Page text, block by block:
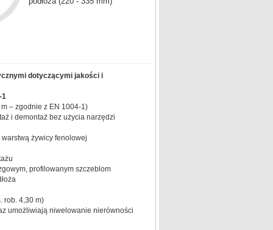
dotyczącymi jakości i
1
– zgodnie z EN 1004-1)
i demontaż bez użycia narzędzi
żywicy fenolowej
profilowanym szczeblom
rob. 4,30 m)
umożliwiają niwelowanie nierówności